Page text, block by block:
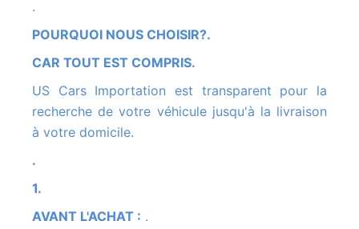
.
POURQUOI NOUS CHOISIR?.
CAR TOUT EST COMPRIS.
US Cars Importation est transparent pour la
recherche de votre véhicule jusqu'à la livraison
à votre domicile.
.
1.
AVANT L'ACHAT : .